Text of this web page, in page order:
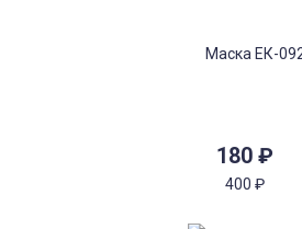
180 ₽
400 ₽